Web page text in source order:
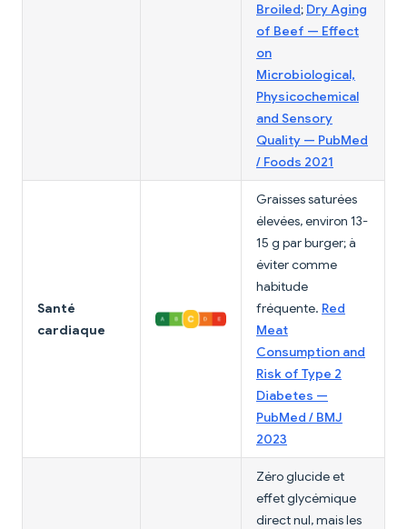
Broiled; Dry Aging
of Beef — Effect
on
Microbiological,
Physicochemical
and Sensory
Quality — PubMed
/ Foods 2021
Santé
cardiaque
Graisses saturées
élevées, environ 13-
15 g par burger; à
éviter comme
habitude
fréquente. Red
Meat
Consumption and
Risk of Type 2
Diabetes —
PubMed / BMJ
2023
Zéro glucide et
effet glycémique
direct nul, mais les